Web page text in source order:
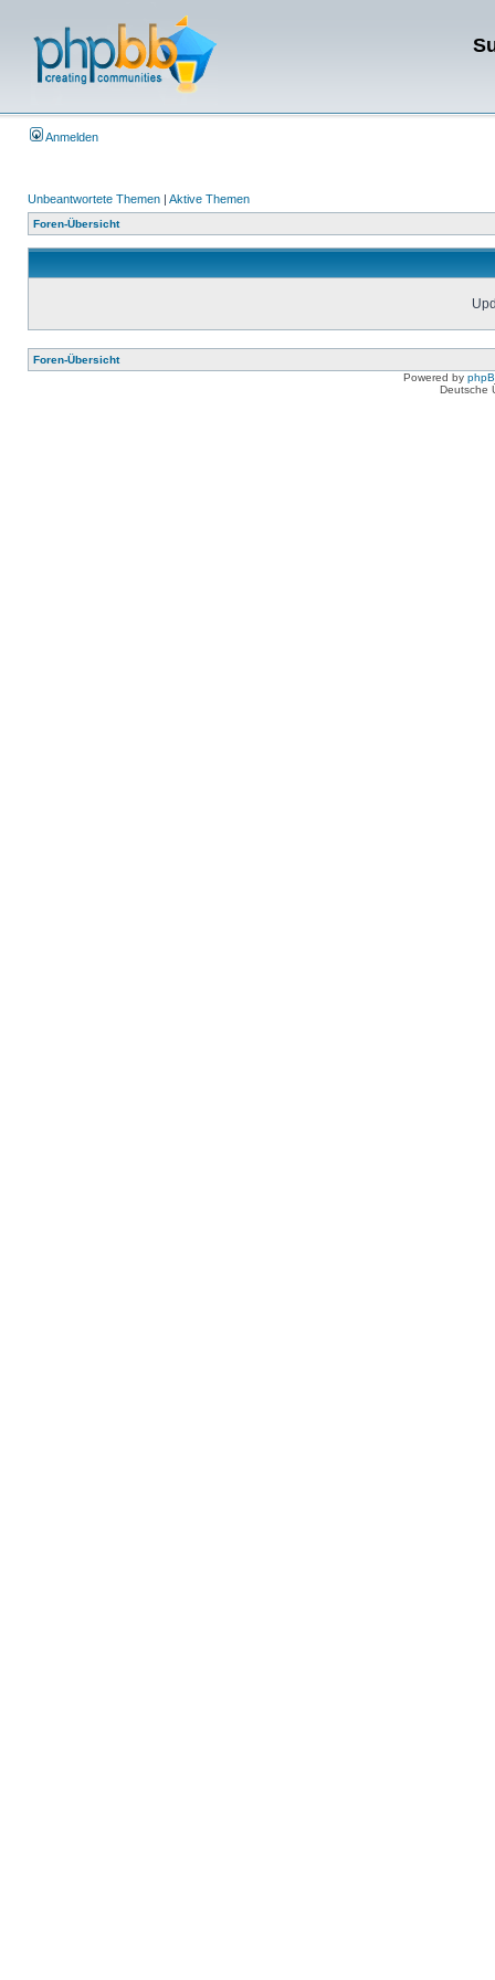
Anmelden
Unbeantwortete Themen | Aktive Themen
Foren-Übersicht
Foren-Übersicht
Powered by
Deutsche